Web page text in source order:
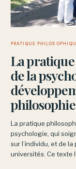
PRATIQUE
La pratique
de la
La pratique
psychologie, qui
sur l’individu, et de
universités. Ce texte